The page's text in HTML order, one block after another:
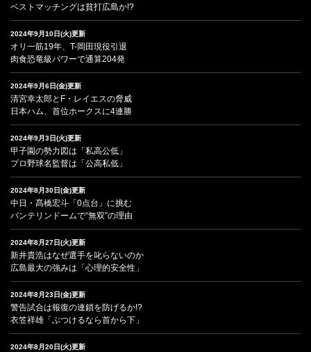
ベストマッチングは貧打広島か!?
2024年9月10日(火)更新
オリ一筋19年、T-岡田現役引退
肉食恐竜級パワーで通算204発
2024年9月6日(金)更新
清宮幸太郎とF・レイエスの脅威
日本ハム、首位ホークスに4連勝
2024年9月3日(火)更新
甲子園の勢力図は「私高公低」
プロ野球名監督は「公高私低」
2024年8月30日(金)更新
中日・髙橋宏斗「0点台」に挑む
バンテリンドームで“無双”の理由
2024年8月27日(火)更新
新井貴浩はなぜ選手を叱らないのか
広島最大の強みは「心理的安全性」
2024年8月23日(金)更新
警告試合は報復の連鎖を防げるか!?
衣笠祥雄「ぶつけるなら首から下」
2024年8月20日(火)更新